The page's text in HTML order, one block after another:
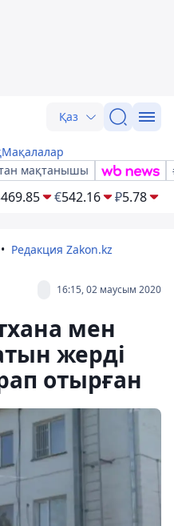
Қаз
Мақалалар
мақтанышы
469.85 €542.16 ₽5.78
Редакция Zakon.kz
16:15, 02 маусым 2020
мен
жерді
отырған